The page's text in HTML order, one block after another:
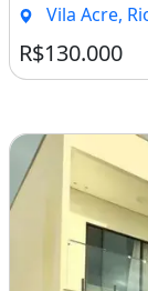
Vila Acre,
R$130.000